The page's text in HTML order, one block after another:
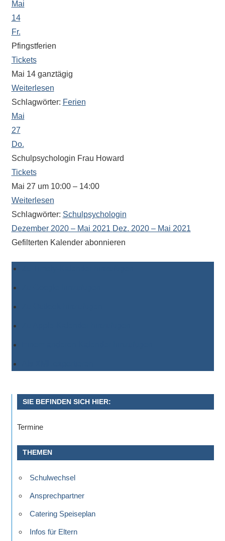
Mai
14
Fr.
Pfingstferien
Tickets
Mai 14 ganztägig
Weiterlesen
Schlagwörter: Ferien
Mai
27
Do.
Schulpsychologin Frau Howard
Tickets
Mai 27 um 10:00 – 14:00
Weiterlesen
Schlagwörter: Schulpsychologin
Dezember 2020 – Mai 2021 Dez. 2020 – Mai 2021
Gefilterten Kalender abonnieren
SIE BEFINDEN SICH HIER:
Termine
THEMEN
Schulwechsel
Ansprechpartner
Catering Speiseplan
Infos für Eltern